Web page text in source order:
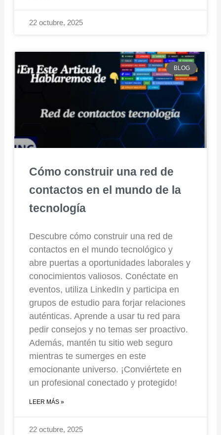
22 octubre, 2025
BLOG
Cómo construir una red de
contactos en el mundo de la
tecnología
Descubre cómo construir una red de
contactos en el mundo tecnológico y
abre puertas a oportunidades laborales y
conocimientos valiosos. Conéctate en
eventos, utiliza LinkedIn y participa en
grupos de estudio para forjar relaciones
auténticas. Aprende a usar tu red para
pedir consejos y no temas ser proactivo.
Además, mantén tu sitio web seguro
mientras te sumerges en este
emocionante universo. ¡Conviértete en
un profesional conectado y protegido!
LEER MÁS »
22 octubre, 2025